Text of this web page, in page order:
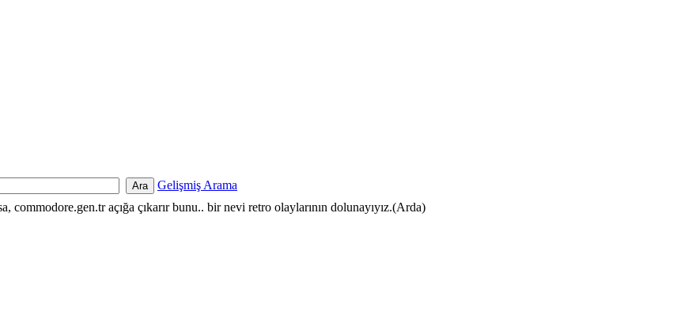
Gelişmiş Arama
commodore.gen.tr açığa çıkarır bunu.. bir nevi retro olaylarının dolunayıyız.(Arda)